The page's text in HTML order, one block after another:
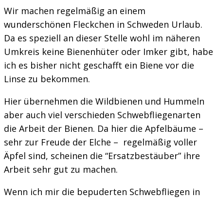
Wir machen regelmäßig an einem
wunderschönen Fleckchen in Schweden Urlaub.
Da es speziell an dieser Stelle wohl im näheren
Umkreis keine Bienenhüter oder Imker gibt, habe
ich es bisher nicht geschafft ein Biene vor die
Linse zu bekommen.
Hier übernehmen die Wildbienen und Hummeln
aber auch viel verschieden Schwebfliegenarten
die Arbeit der Bienen. Da hier die Apfelbäume –
sehr zur Freude der Elche – regelmäßig voller
Äpfel sind, scheinen die “Ersatzbestäuber” ihre
Arbeit sehr gut zu machen.
Wenn ich mir die bepuderten Schwebfliegen in